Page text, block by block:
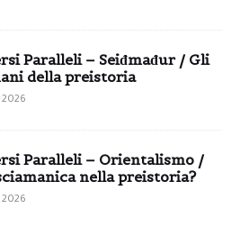
Paralleli – Seiđmađur / Gli
della preistoria
Paralleli – Orientalismo /
nella preistoria?